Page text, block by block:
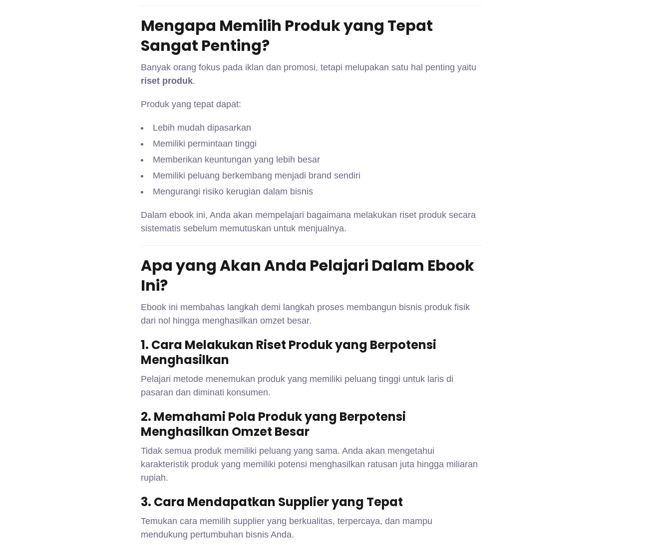
Mengapa Memilih Produk yang Tepat
Sangat Penting?
Banyak orang fokus pada iklan dan promosi, tetapi melupakan satu hal penting yaitu
riset produk.
Produk yang tepat dapat:
Lebih mudah dipasarkan
Memiliki permintaan tinggi
Memberikan keuntungan yang lebih besar
Memiliki peluang berkembang menjadi brand sendiri
Mengurangi risiko kerugian dalam bisnis
Dalam ebook ini, Anda akan mempelajari bagaimana melakukan riset produk secara
sistematis sebelum memutuskan untuk menjualnya.
Apa yang Akan Anda Pelajari Dalam Ebook
Ini?
Ebook ini membahas langkah demi langkah proses membangun bisnis produk fisik
dari nol hingga menghasilkan omzet besar.
1. Cara Melakukan Riset Produk yang Berpotensi
Menghasilkan
Pelajari metode menemukan produk yang memiliki peluang tinggi untuk laris di
pasaran dan diminati konsumen.
2. Memahami Pola Produk yang Berpotensi
Menghasilkan Omzet Besar
Tidak semua produk memiliki peluang yang sama. Anda akan mengetahui
karakteristik produk yang memiliki potensi menghasilkan ratusan juta hingga miliaran
rupiah.
3. Cara Mendapatkan Supplier yang Tepat
Temukan cara memilih supplier yang berkualitas, terpercaya, dan mampu
mendukung pertumbuhan bisnis Anda.